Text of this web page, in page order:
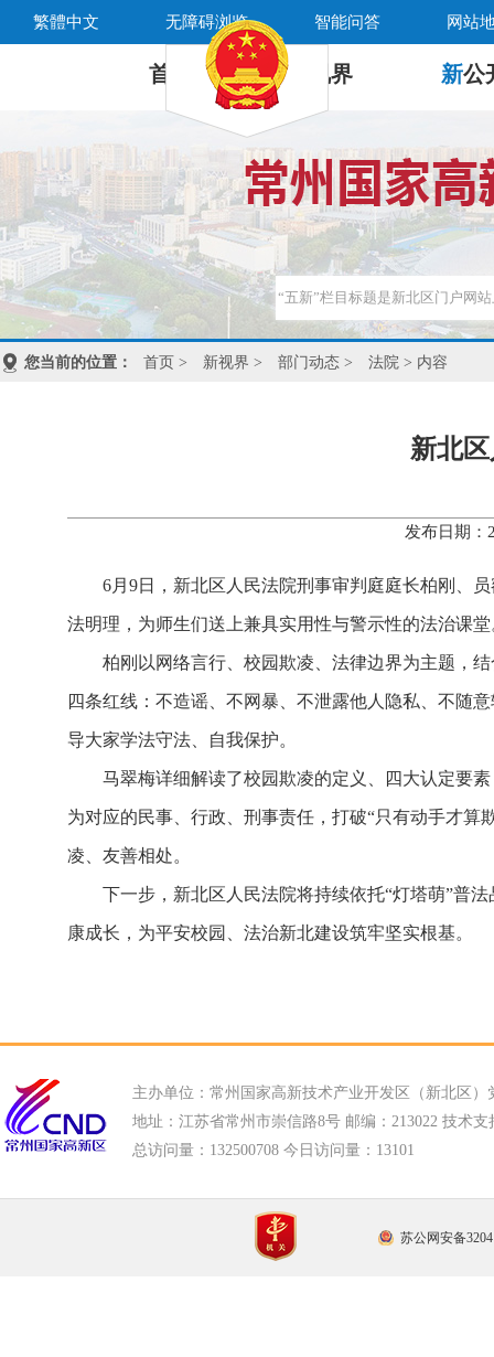
繁體中文 无障碍浏览 智能问答 网站
首 页 新 视界 新公
您当前的位置： 首页 > 新视界 > 部门动态 > 法院 > 内容
新北
发布日期：
6月9日，新北区人民法院刑事审判庭庭长柏刚、
法明理，为师生们送上兼具实用性与警示性的法治课堂
柏刚以网络言行、校园欺凌、法律边界为主题，
四条红线：不造谣、不网暴、不泄露他人隐私、不随
导大家学法守法、自我保护。
马翠梅详细解读了校园欺凌的定义、四大认定要
为对应的民事、行政、刑事责任，打破“只有动手才
凌、友善相处。
下一步，新北区人民法院将持续依托“灯塔萌”普
康成长，为平安校园、法治新北建设筑牢坚实根基。
主办单位：常州国家高新技术产业开发区（新北区）
地址：江苏省常州市崇信路8号 邮编：213022 技术支
总访问量： 132500708 今日访问量： 13101
苏公网安备